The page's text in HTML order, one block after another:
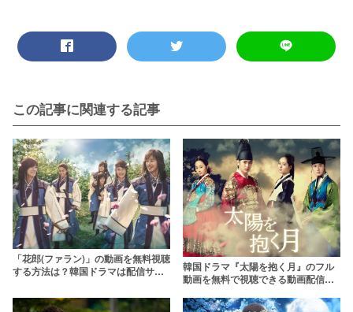
この記事に関連する記事
「花郎(ファラン)」の動画を無料視聴
する方法は？韓国ドラマは配信サー
き替え/日本語字幕で】
韓国ドラマ『太陽を抱く月』のフル
動画を無料で視聴できる動画配信サ